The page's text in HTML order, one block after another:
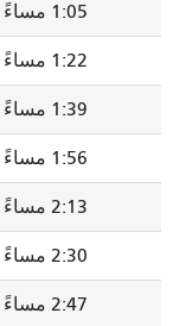
1:24
1:41
1:58
2:15
2:32
2:49
3:06